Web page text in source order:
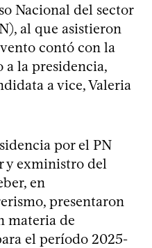
Nacional del sector
al que asistieron
contó con la
a la presidencia,
a vice, Valeria
por el PN
y exministro del
en
presentaron
materia de
el período 2025-